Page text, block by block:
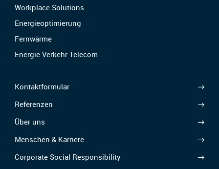
Workplace Solutions
Energieoptimierung
Fernwärme
Energie Verkehr Telecom
Kontaktformular
Referenzen
Über uns
Menschen & Karriere
Corporate Social Responsibility